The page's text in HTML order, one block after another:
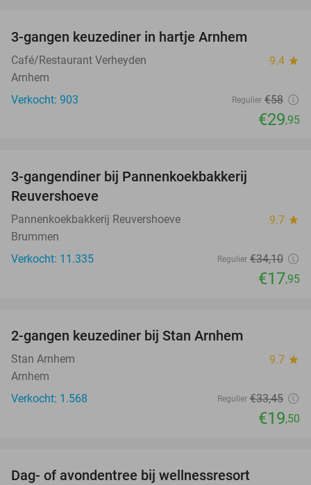
3-gangen keuzediner in hartje Arnhem
Café/Restaurant Verheyden 9.4 star
Arnhem
Verkocht: 903
Regulier €58
€29,95
3-gangendiner bij Pannenkoekbakkerij
Reuvershoeve
Pannenkoekbakkerij Reuvershoeve 9.7 star
Brummen
Verkocht: 11.335
Regulier €34,10
€17,95
2-gangen keuzediner bij Stan Arnhem
Stan Arnhem 9.7 star
Arnhem
Verkocht: 1.568
Regulier €33,45
€19,50
Dag- of avondentree bij wellnessresort